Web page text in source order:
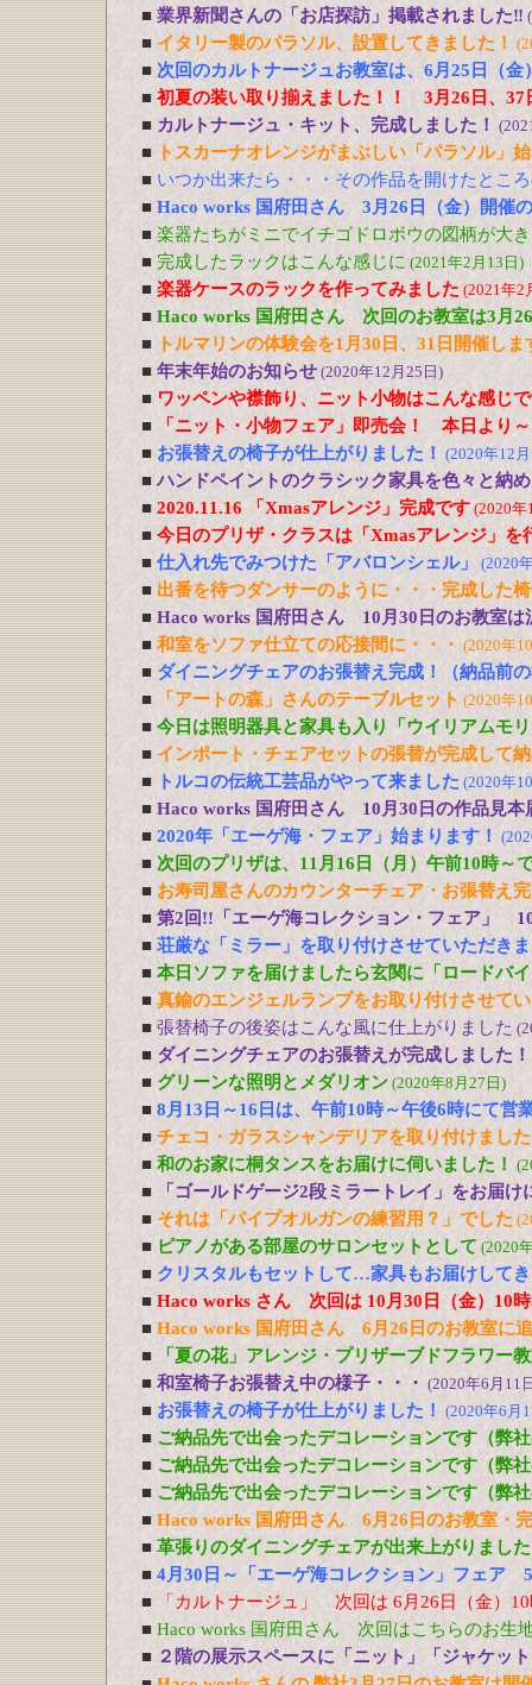
■ 業界新聞さんの「お店探訪」掲載されました‼
■ イタリー製のパラソル、設置してきました！
■ 次回のカルトナージュお教室は、6月25日（金
■ 初夏の装い取り揃えました！！ 3月26日、37
■ カルトナージュ・キット、完成しました！
■
トスカーナオレンジがまぶしい「パラソル」
■ いつか出来たら・・・その作品を開けたとこ
■ Haco works 国府田さん 3月26日（金）開催
■ 楽器たちがミニでイチゴドロボウの図柄が大
■ 完成したラックはこんな感じに (2021年2月13日)
■ 楽器ケースのラックを作ってみました (2021年2
■ Haco works 国府田さん 次回のお教室は3月
■
トルマリンの体験会を1月30日、31日開催しま
■ 年末年始のお知らせ (2020年12月25日)
■ ワッペンや襟飾り、ニット小物はこんな感じ
■
「ニット・小物フェア」即売会！ 本日より～
■ お張替えの椅子が仕上がりました！ (2020年12
■ ハンドペイントのクラシック家具を色々と納
■ 2020.11.16 「Xmasアレンジ」完成です (2020年
■ 今日のプリザ・クラスは「Xmasアレンジ」を
■ 仕入れ先でみつけた「アバロンシェル」 (2020
■ 出番を待つダンサーのように・・・完成した
■ Haco works 国府田さん 10月30日のお教室は
■ 和室をソファ仕立ての応接間に・・・ (2020年
■ ダイニングチェアのお張替え完成！（納品前
■
「アートの森」さんのテーブルセット (2020年
■ 今日は照明器具と家具も入り「ウイリアムモ
■ インポート・チェアセットの張替が完成して
■
トルコの伝統工芸品がやって来ました (2020年
■ Haco works 国府田さん 10月30日の作品見本
■ 2020年「エーゲ海・フェア」始まります！
■ 次回のプリザは、11月16日（月）午前10時～
■ お寿司屋さんのカウンターチェア・お張替え
■ 第2回!!「エーゲ海コレクション・フェア」
■ 荘厳な「ミラー」を取り付けさせていただき
■ 本日ソファを届けましたら玄関に「ロードバ
■ 真鍮のエンジェルランプをお取り付けさせて
■ 張替椅子の後姿はこんな風に仕上がりました
■ ダイニングチェアのお張替えが完成しました！
■ グリーンな照明とメダリオン (2020年8月27日)
■ 8月13日～16日は、午前10時～午後6時にて営
■ チェコ・ガラスシャンデリアを取り付けまし
■ 和のお家に桐タンスをお届けに伺いました！
■
「ゴールドゲージ2段ミラートレイ」をお届
■ それは「パイプオルガンの練習用？」でした
■ ピアノがある部屋のサロンセットとして (2020
■ クリスタルもセットして…家具もお届けして
■ Haco works さん 次回は 10月30日（金）10
■ Haco works 国府田さん 6月26日のお教室に
■
「夏の花」アレンジ・プリザーブドフラワー
■ 和室椅子お張替え中の様子・・・ (2020年6月11
■ お張替えの椅子が仕上がりました！ (2020年6月
■ ご納品先で出会ったデコレーションです（弊
■ ご納品先で出会ったデコレーションです（弊
■ ご納品先で出会ったデコレーションです（弊
■ Haco works 国府田さん 6月26日のお教室・
■ 革張りのダイニングチェアが出来上がりまし
■ 4月30日～「エーゲ海コレクション」フェア
■
「カルトナージュ」 次回は 6月26日（金）
■ Haco works 国府田さん 次回はこちらのお生
■ ２階の展示スペースに「ニット」「ジャケッ